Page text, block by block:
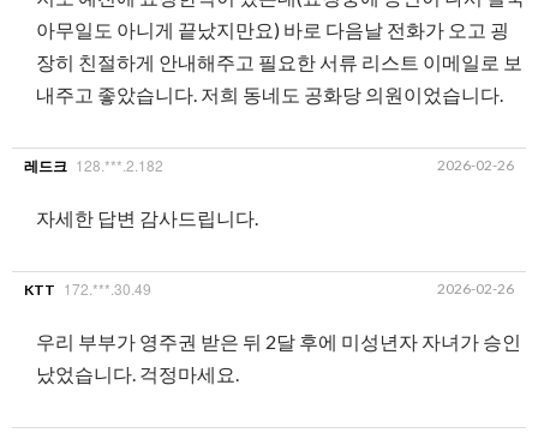
아무일도 아니게 끝났지만요) 바로 다음날 전화가 오고 굉
장히 친절하게 안내해주고 필요한 서류 리스트 이메일로 보
내주고 좋았습니다. 저희 동네도 공화당 의원이었습니다.
레드크 128.***.2.182 2026-02-26
자세한 답변 감사드립니다.
KTT 172.***.30.49 2026-02-26
우리 부부가 영주권 받은 뒤 2달 후에 미성년자 자녀가 승인
났었습니다. 걱정마세요.